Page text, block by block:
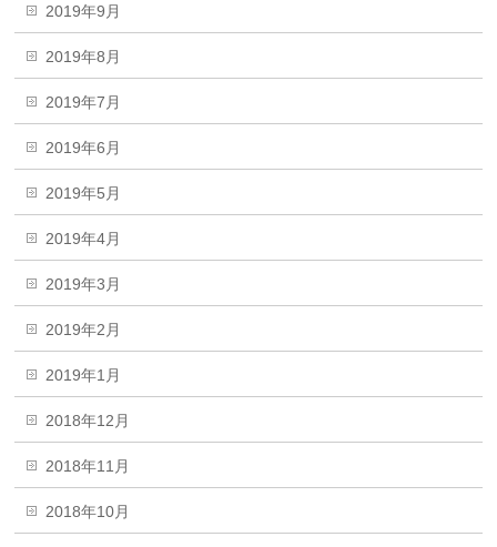
2019年9月
2019年8月
2019年7月
2019年6月
2019年5月
2019年4月
2019年3月
2019年2月
2019年1月
2018年12月
2018年11月
2018年10月